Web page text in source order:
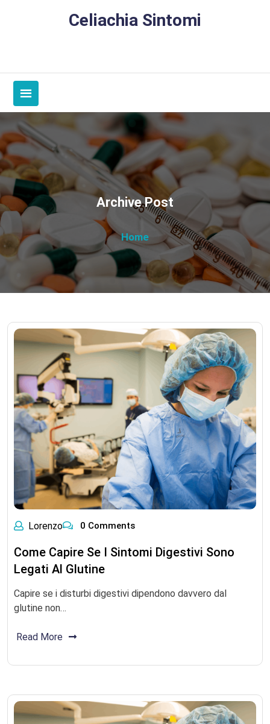
Celiachia Sintomi
Archive Post
Home
Lorenzo 0 Comments
Come Capire Se I Sintomi Digestivi Sono
Legati Al Glutine
Capire se i disturbi digestivi dipendono davvero dal
glutine non…
Read More